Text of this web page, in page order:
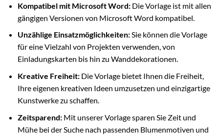
Kompatibel mit Microsoft Word:Die Vorlage ist mit allen
gängigen Versionen von Microsoft Word kompatibel.
Unzählige Einsatzmöglichkeiten:Sie können die Vorlage
für eine Vielzahl von Projekten verwenden, von
Einladungskarten bis hin zu Wanddekorationen.
Kreative Freiheit:Die Vorlage bietet Ihnen die Freiheit,
Ihre eigenen kreativen Ideen umzusetzen und einzigartige
Kunstwerke zu schaffen.
Zeitsparend:Mit unserer Vorlage sparen Sie Zeit und
Mühe bei der Suche nach passenden Blumenmotiven und